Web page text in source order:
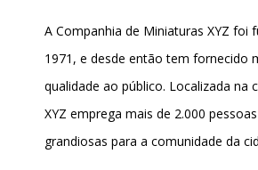
A Companhia de Miniaturas XYZ foi
1971, e desde então tem fornecido
qualidade ao público. Localizada na
XYZ emprega mais de 2.000
grandiosas para a comunidade da